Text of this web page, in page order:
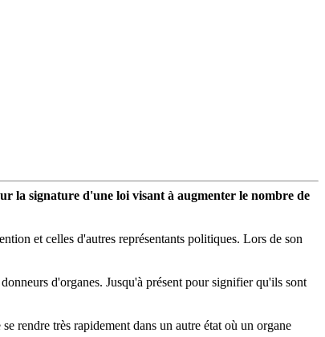
la signature d'une loi visant à augmenter le nombre de
et celles d'autres représentants politiques. Lors de son
d'organes. Jusqu'à présent pour signifier qu'ils sont
rendre très rapidement dans un autre état où un organe